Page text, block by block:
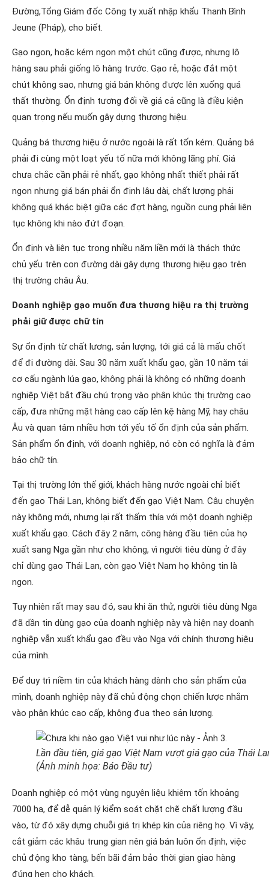
Đường,Tổng Giám đốc Công ty xuất nhập khẩu Thanh Bình
Jeune (Pháp), cho biết.
Gạo ngon, hoặc kém ngon một chút cũng được, nhưng lô
hàng sau phải giống lô hàng trước. Gạo rẻ, hoặc đắt một
chút không sao, nhưng giá bán không được lên xuống quá
thất thường. Ổn định tương đối về giá cả cũng là điều kiện
quan trọng nếu muốn gây dựng thương hiệu.
Quảng bá thương hiệu ở nước ngoài là rất tốn kém. Quảng bá
phải đi cùng một loạt yếu tố nữa mới không lãng phí. Giá
chưa chắc cần phải rẻ nhất, gạo không nhất thiết phải rất
ngon nhưng giá bán phải ổn định lâu dài, chất lượng phải
không quá khác biệt giữa các đợt hàng, nguồn cung phải liên
tục không khi nào đứt đoạn.
Ổn định và liên tục trong nhiều năm liền mới là thách thức
chủ yếu trên con đường dài gây dựng thương hiệu gạo trên
thị trường châu Âu.
Doanh nghiệp gạo muốn đưa thương hiệu ra thị trường
phải giữ được chữ tín
Sự ổn định từ chất lương, sản lượng, tới giá cả là mấu chốt
để đi đường dài. Sau 30 năm xuất khẩu gạo, gần 10 năm tái
cơ cấu ngành lúa gạo, không phải là không có những doanh
nghiệp Việt bắt đầu chú trọng vào phân khúc thị trường cao
cấp, đưa những mặt hàng cao cấp lên kệ hàng Mỹ, hay châu
Âu và quan tâm nhiều hơn tới yếu tố ổn định của sản phẩm.
Sản phẩm ổn định, với doanh nghiệp, nó còn có nghĩa là đảm
bảo chữ tín.
Tại thị trường lớn thế giới, khách hàng nước ngoài chỉ biết
đến gạo Thái Lan, không biết đến gạo Việt Nam. Câu chuyện
này không mới, nhưng lại rất thấm thía với một doanh nghiệp
xuất khẩu gạo. Cách đây 2 năm, công hàng đầu tiên của họ
xuất sang Nga gần như cho không, vì người tiêu dùng ở đây
chỉ dùng gạo Thái Lan, còn gạo Việt Nam họ không tin là
ngon.
Tuy nhiên rất may sau đó, sau khi ăn thử, người tiêu dùng Nga
đã dần tin dùng gạo của doanh nghiệp này và hiện nay doanh
nghiệp vẫn xuất khẩu gạo đều vào Nga với chính thương hiệu
của mình.
Để duy trì niềm tin của khách hàng dành cho sản phẩm của
mình, doanh nghiệp này đã chủ động chọn chiến lược nhắm
vào phân khúc cao cấp, không đua theo sản lượng.
Lần đầu tiên, giá gạo Việt Nam vượt giá gạo của Thái
(Ảnh minh họa: Báo Đầu tư)
Doanh nghiệp có một vùng nguyên liệu khiêm tốn khoảng
7000 ha, để dễ quản lý kiểm soát chặt chẽ chất lượng đầu
vào, từ đó xây dựng chuỗi giá trị khép kín của riêng họ. Vì vậy,
cắt giảm các khâu trung gian nên giá bán luôn ổn định, việc
chủ động kho tàng, bến bãi đảm bảo thời gian giao hàng
đúng hẹn cho khách.